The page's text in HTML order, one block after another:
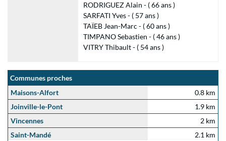
RODRIGUEZ Alain - ( 66 ans )
SARFATI Yves - ( 57 ans )
TAÏEB Jean-Marc - ( 60 ans )
TIMPANO Sebastien - ( 46 ans )
VITRY Thibault - ( 54 ans )
Communes proches
Maisons-Alfort
0.8 km
Joinville-le-Pont
1.9 km
Vincennes
2 km
Saint-Mandé
2.1 km